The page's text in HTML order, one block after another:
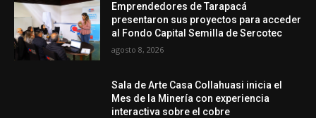
Emprendedores de Tarapacá
presentaron sus proyectos para acceder
al Fondo Capital Semilla de Sercotec
agosto 8, 2026
Sala de Arte Casa Collahuasi inicia el
Mes de la Minería con experiencia
interactiva sobre el cobre